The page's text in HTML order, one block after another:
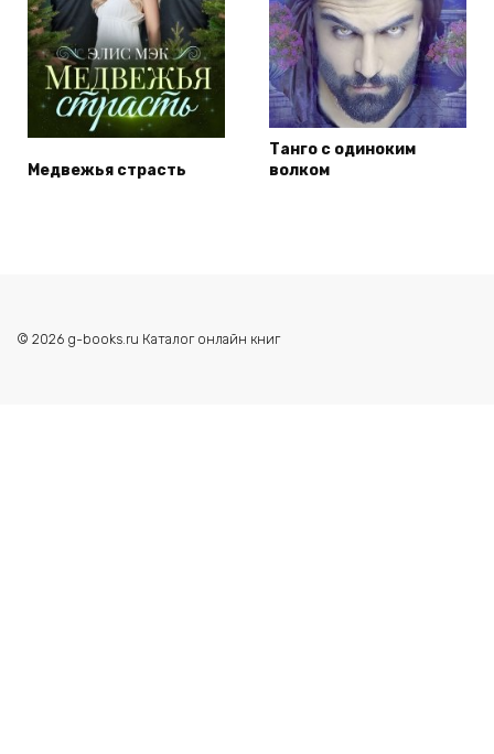
Медвежья страсть
Танго с одиноким
волком
© 2026 g-books.ru Каталог онлайн книг